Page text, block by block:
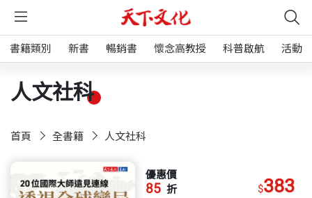
書籍類別 新書 暢銷書 懷念高教授 科普啟航 活動
人文社科
首頁 全書籍 人文社科
優惠價
85 折 $383